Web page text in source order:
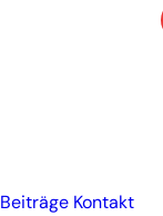
Beiträge Kontakt